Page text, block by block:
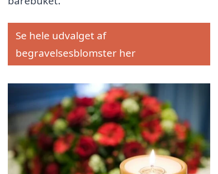
Se hele udvalget af
begravelsesblomster her